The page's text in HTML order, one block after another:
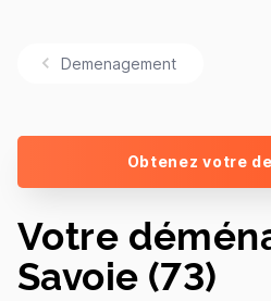
Demenagement
Obtenez votre
Votre
Savoie (73)